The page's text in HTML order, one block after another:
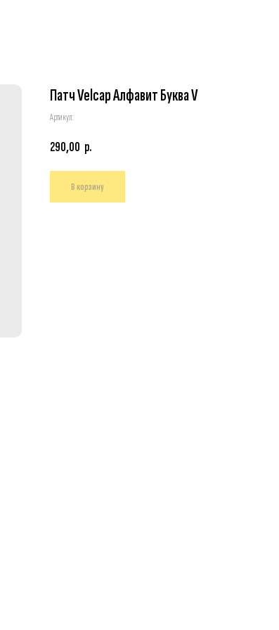
Патч Velcap Алфавит Буква V
Артикул:
290,00 р.
В корзину